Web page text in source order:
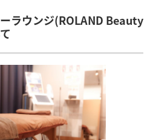
ラウンジ(ROLAND Beauty